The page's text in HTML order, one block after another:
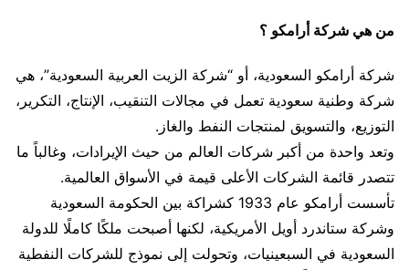
من هي شركة أرامكو ؟
شركة أرامكو السعودية، أو “شركة الزيت العربية السعودية”، هي
شركة وطنية سعودية تعمل في مجالات التنقيب، الإنتاج، التكرير،
التوزيع، والتسويق لمنتجات النفط والغاز.
وتعد واحدة من أكبر شركات العالم من حيث الإيرادات، وغالباً ما
تتصدر قائمة الشركات الأعلى قيمة في الأسواق العالمية.
تأسست أرامكو عام 1933 كشراكة بين الحكومة السعودية
وشركة ستاندرد أويل الأمريكية، لكنها أصبحت ملكًا كاملًا للدولة
السعودية في السبعينيات، وتحولت إلى نموذج للشركات النفطية